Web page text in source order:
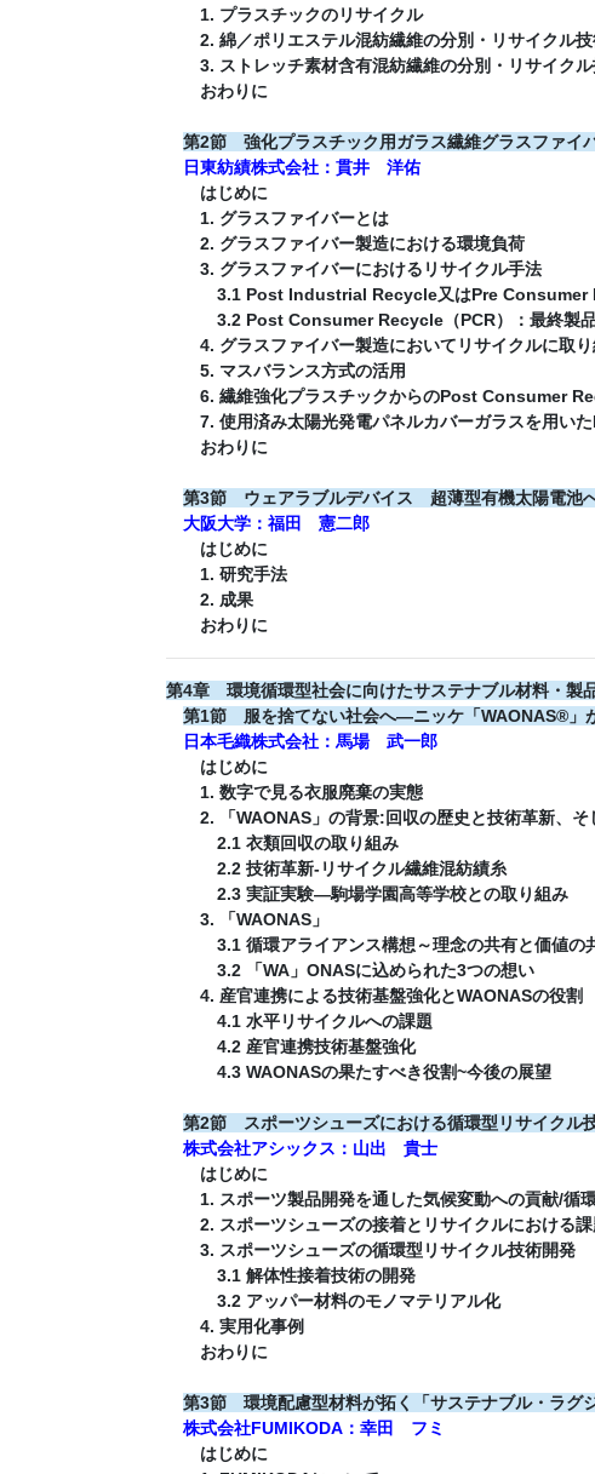
1. プラスチックのリサイクル
2. 綿／ポリエステル混紡繊維の分別・リサイクル技
3. ストレッチ素材含有混紡繊維の分別・リサイクル
おわりに
第2節 強化プラスチック用ガラス繊維グラスファイ
日東紡績株式会社：貫井 洋佑
はじめに
1. グラスファイバーとは
2. グラスファイバー製造における環境負荷
3. グラスファイバーにおけるリサイクル手法
3.1 Post Industrial Recycle又はPre Consumer
3.2 Post Consumer Recycle（PCR）：最終製品
4. グラスファイバー製造においてリサイクルに取り
5. マスバランス方式の活用
6. 繊維強化プラスチックからのPost Consumer
7. 使用済み太陽光発電パネルカバーガラスを用い
おわりに
第3節 ウェアラブルデバイス 超薄型有機太陽電池
大阪大学：福田 憲二郎
はじめに
1. 研究手法
2. 成果
おわりに
第4章 環境循環型社会に向けたサステナブル材料・製
第1節 服を捨てない社会へ―ニッケ「WAONAS®」
日本毛織株式会社：馬場 武一郎
はじめに
1. 数字で見る衣服廃棄の実態
2. 「WAONAS」の背景:回収の歴史と技術革新、そ
2.1 衣類回収の取り組み
2.2 技術革新-リサイクル繊維混紡績糸
2.3 実証実験―駒場学園高等学校との取り組み
3. 「WAONAS」
3.1 循環アライアンス構想～理念の共有と価値の
3.2 「WA」ONASに込められた3つの想い
4. 産官連携による技術基盤強化とWAONASの役割
4.1 水平リサイクルへの課題
4.2 産官連携技術基盤強化
4.3 WAONASの果たすべき役割~今後の展望
第2節 スポーツシューズにおける循環型リサイクル
株式会社アシックス：山出 貴士
はじめに
1. スポーツ製品開発を通した気候変動への貢献/循
2. スポーツシューズの接着とリサイクルにおける課
3. スポーツシューズの循環型リサイクル技術開発
3.1 解体性接着技術の開発
3.2 アッパー材料のモノマテリアル化
4. 実用化事例
おわりに
第3節 環境配慮型材料が拓く「サステナブル・ラグ
株式会社FUMIKODA：幸田 フミ
はじめに